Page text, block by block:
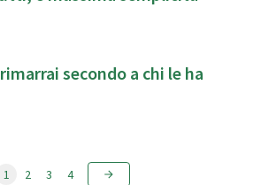
secondo a chi le ha
1 2 3 4